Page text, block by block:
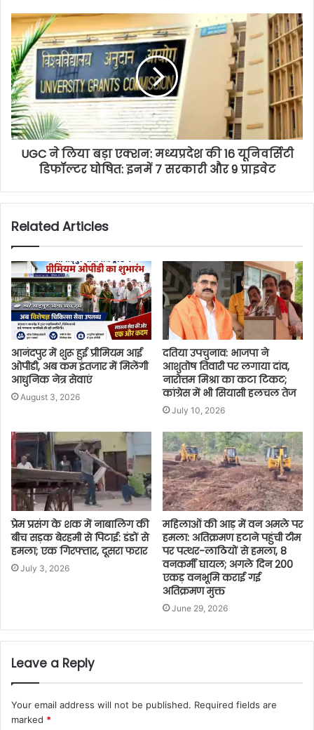
UGC ने लिया बड़ा एक्शन: मध्यप्रदेश की 16 यूनिवर्सिटी
डिफॉल्टर घोषित: इनमें 7 सरकारी और 9 प्राइवेट
Related Articles
आनंदपुर में शुरू हुई प्रीमियम आई
ओपीडी, अब कम इंतजार में मिलेंगी
आधुनिक नेत्र सेवाएं
August 3, 2026
दतिया उपचुनाव: भाजपा ने
आशुतोष तिवारी पर लगाया दांव,
नारोत्तम मिश्रा का कटा टिकट;
कांग्रेस में भी सियासी हलचल तेज
July 10, 2026
प्रेम प्रसंग के शक में नाबालिग की
बीच सड़क बेरहमी से पिटाई: डंडों से
हमला; एक गिरफ्तार, दूसरा फरार
July 3, 2026
महिलाओं की आड़ में वन अमले पर
हमला: अतिक्रमण हटाने पहुंची टीम
पर पत्थर-लाठियों से हमला, 8
वनकर्मी घायल; अगले दिन 200
एकड़ वनभूमि कराई गई
अतिक्रमण मुक्त
June 29, 2026
Leave a Reply
Your email address will not be published. Required fields are
marked *